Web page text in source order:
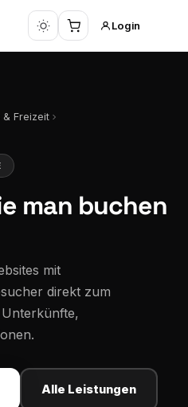
Login
& Freizeit
man buchen
mit
direkt zum
Alle Leistungen